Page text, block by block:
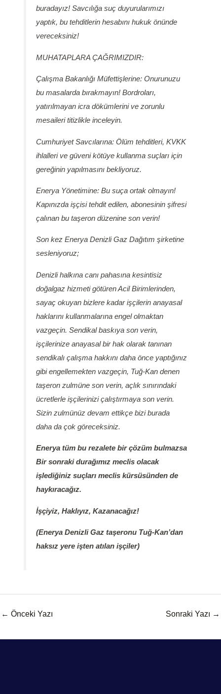
buradayız! Savcılığa suç duyurularımızı
yaptık, bu tehditlerin hesabını hukuk önünde
vereceksiniz!
MUHATAPLARA ÇAĞRIMIZDIR:
Çalışma Bakanlığı Müfettişlerine: Onurunuzu
bu masalarda bırakmayın! Bordroları,
yatırılmayan icra dökümlerini ve zorunlu
mesaileri titizlikle inceleyin.
Cumhuriyet Savcılarına: Ölüm tehditleri, KVKK
ihlalleri ve güveni kötüye kullanma suçları için
gereğinin yapılmasını bekliyoruz.
Enerya Yönetimine: Bu suça ortak olmayın!
Kapınızda işçisi tehdit edilen, abonesinin şifresi
çalınan bu taşeron düzenine son verin!
Son kez Enerya Denizli Gaz Dağıtım şirketine
sesleniyoruz;
Denizli halkına canı pahasına kesintisiz
doğalgaz hizmeti götüren Acil Birimlerinden,
sayaç okuyan bizlere kadar işçilerin anayasal
haklarını kullanmalarına engel olmaktan
vazgeçin. Sendikal baskıya son verin,
işçilerinize anayasal bir hak olarak tanınan
sendikalı çalışma hakkını daha önce yaptığınız
gibi engellemekten vazgeçin, Tuğ-Kan denen
taşeron zulmüne son verin, açlık sınırındaki
ücretlerle işçilerinizi çalıştırmaya son verin.
Sizin zulmünüz devam ettikçe bizi burada
daha da çok göreceksiniz.
Enerya tüm bu rezalete bir çözüm bulmazsa
Bir sonraki durağımız meclis olacak
işlediğiniz suçları meclis kürsüsünden de
haykıracağız.
İşçiyiz, Haklıyız, Kazanacağız!
(Enerya Denizli Gaz taşeronu Tuğ-Kan’dan
haksız yere işten atılan işçiler)
← Önceki Yazı Sonraki Yazı →